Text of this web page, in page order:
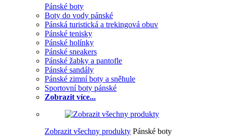
Pánské boty
Boty do vody pánské
Pánská turistická a trekingová obuv
Pánské tenisky
Pánské holínky
Pánské sneakers
Pánské žabky a pantofle
Pánské sandály
Pánské zimní boty a sněhule
Sportovní boty pánské
Zobrazit více...
Zobrazit všechny produkty Pánské boty